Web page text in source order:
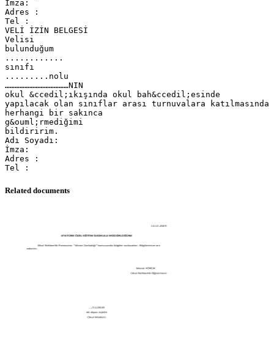
İmza:
Adres :
Tel :
VELİ İZİN BELGESİ
Velisi
bulunduğum
............
sınıfı
.........nolu
…………………………………NIN
okul &ccedil;ıkışında okul bah&ccedil;esinde
yapılacak olan sınıflar arası turnuvalara katılmasında
herhangi bir sakınca
g&ouml;rmediğimi
bildiririm.
Adı Soyadı:
İmza:
Adres :
Related documents